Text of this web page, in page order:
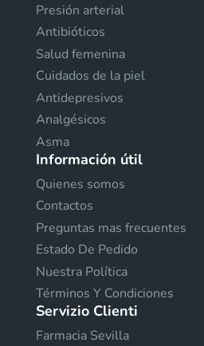
Presión arterial
Antibióticos
Salud femenina
Cuidados de la piel
Antidepresivos
Analgésicos
Asma
Información útil
Quienes somos
Contactos
Preguntas mas frecuentes
Estado De Pedido
Nuestra Política
Términos Y Condiciones
Servizio Clienti
Farmacia Sevilla